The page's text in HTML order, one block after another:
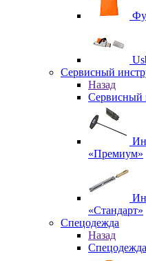
Сервисный
Назад
Сервисный
«Премиум»
«Стандарт»
Спецодежда
Назад
Спецодежда